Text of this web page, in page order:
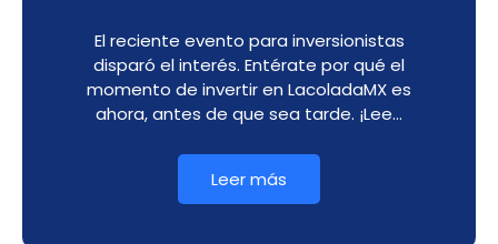
El reciente evento para inversionistas
disparó el interés. Entérate por qué el
momento de invertir en LacoladaMX es
ahora, antes de que sea tarde. ¡Lee…
Leer más